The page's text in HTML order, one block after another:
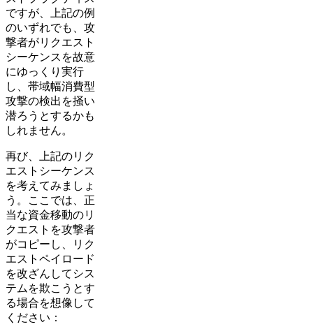
ですが、上記の例
のいずれでも、攻
撃者がリクエスト
シーケンスを故意
にゆっくり実行
し、帯域幅消費型
攻撃の検出を掻い
潜ろうとするかも
しれません。
再び、上記のリク
エストシーケンス
を考えてみましょ
う。ここでは、正
当な資金移動のリ
クエストを攻撃者
がコピーし、リク
エストペイロード
を改ざんしてシス
テムを欺こうとす
る場合を想像して
ください：